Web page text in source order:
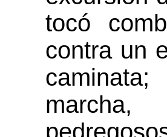
tocó
contra un